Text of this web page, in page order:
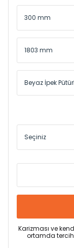
Karizması ve
ortamda tercih